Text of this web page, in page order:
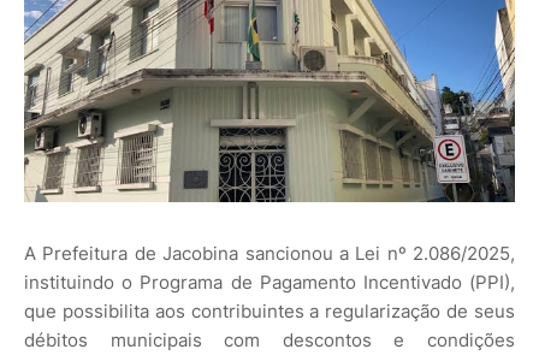
A Prefeitura de Jacobina sancionou a Lei nº 2.086/2025,
instituindo o Programa de Pagamento Incentivado (PPI),
que possibilita aos contribuintes a regularização de seus
débitos municipais com descontos e condições